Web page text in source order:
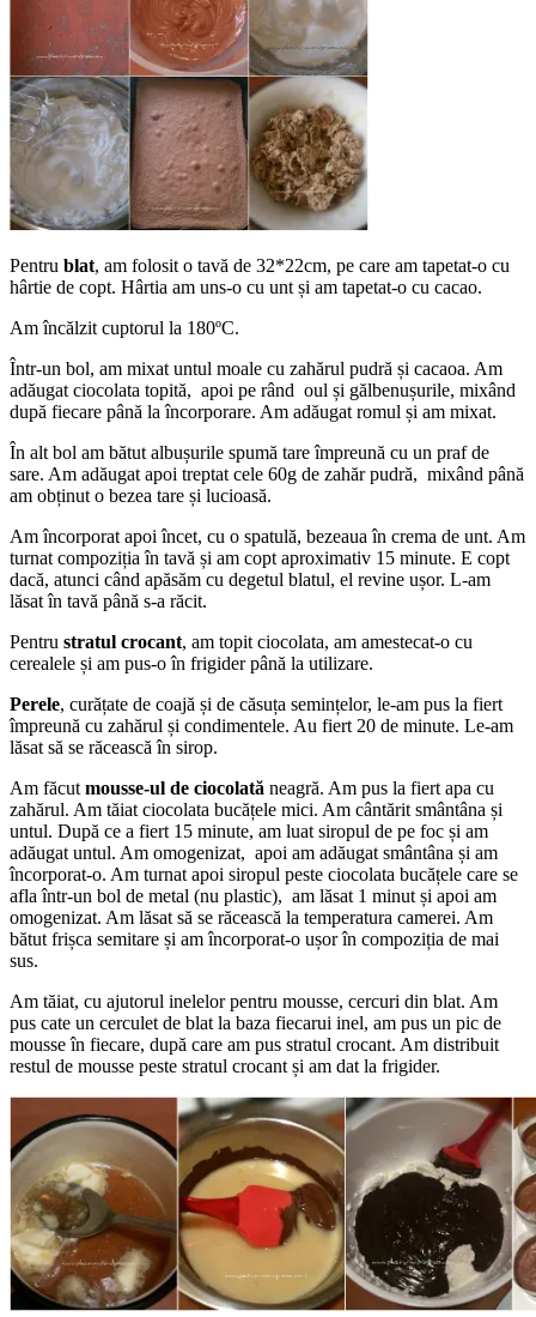
Pentru blat, am folosit o tavă de 32*22cm, pe care am tapetat-o cu
hârtie de copt. Hârtia am uns-o cu unt și am tapetat-o cu cacao.
Am încălzit cuptorul la 180ºC.
Într-un bol, am mixat untul moale cu zahărul pudră și cacaoa. Am
adăugat ciocolata topită, apoi pe rând oul și gălbenușurile, mixând
după fiecare până la încorporare. Am adăugat romul și am mixat.
În alt bol am bătut albușurile spumă tare împreună cu un praf de
sare. Am adăugat apoi treptat cele 60g de zahăr pudră, mixând până
am obținut o bezea tare și lucioasă.
Am încorporat apoi încet, cu o spatulă, bezeaua în crema de unt. Am
turnat compoziția în tavă și am copt aproximativ 15 minute. E copt
dacă, atunci când apăsăm cu degetul blatul, el revine ușor. L-am
lăsat în tavă până s-a răcit.
Pentru stratul crocant, am topit ciocolata, am amestecat-o cu
cerealele și am pus-o în frigider până la utilizare.
Perele, curățate de coajă și de căsuța semințelor, le-am pus la fiert
împreună cu zahărul și condimentele. Au fiert 20 de minute. Le-am
lăsat să se răcească în sirop.
Am făcut mousse-ul de ciocolată neagră. Am pus la fiert apa cu
zahărul. Am tăiat ciocolata bucățele mici. Am cântărit smântâna și
untul. După ce a fiert 15 minute, am luat siropul de pe foc și am
adăugat untul. Am omogenizat, apoi am adăugat smântâna și am
încorporat-o. Am turnat apoi siropul peste ciocolata bucățele care se
afla într-un bol de metal (nu plastic), am lăsat 1 minut și apoi am
omogenizat. Am lăsat să se răcească la temperatura camerei. Am
bătut frișca semitare și am încorporat-o ușor în compoziția de mai
sus.
Am tăiat, cu ajutorul inelelor pentru mousse, cercuri din blat. Am
pus cate un cerculet de blat la baza fiecarui inel, am pus un pic de
mousse în fiecare, după care am pus stratul crocant. Am distribuit
restul de mousse peste stratul crocant și am dat la frigider.